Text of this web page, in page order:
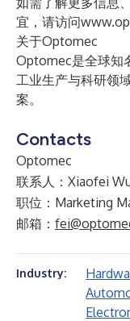
宜，请访问
关于Optomec
Optomec是全球知
工业生产与科研领
案。
Contacts
Optomec
联系人：Xiaofei
职位：Marketing
邮箱：
Industry: